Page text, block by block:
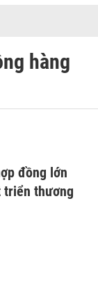
hàng
đồng lớn
triển thương